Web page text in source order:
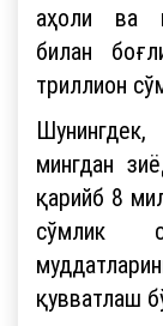
аҳоли ва
билан
триллион
мингдан
қарийб 8
сўмлик
қувватлаш